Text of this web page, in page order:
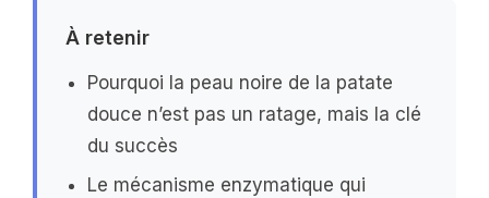
À retenir
Pourquoi la peau noire de la patate
douce n’est pas un ratage, mais la clé
du succès
Le mécanisme enzymatique qui